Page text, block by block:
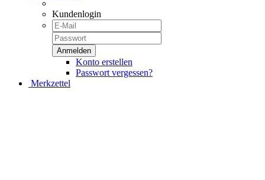
Kundenlogin
Konto erstellen
Passwort vergessen?
Merkzettel